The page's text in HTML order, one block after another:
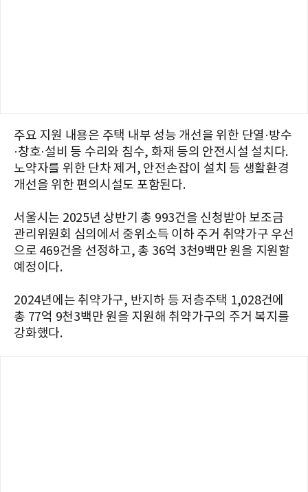
주요 지원 내용은 주택 내부 성능 개선을 위한 단열·방수
·창호·설비 등 수리와 침수, 화재 등의 안전시설 설치다.
노약자를 위한 단차 제거, 안전손잡이 설치 등 생활환경
개선을 위한 편의시설도 포함된다.
서울시는 2025년 상반기 총 993건을 신청받아 보조금
관리위원회 심의에서 중위소득 이하 주거 취약가구 우선
으로 469건을 선정하고, 총 36억 3천9백만 원을 지원할
예정이다.
2024년에는 취약가구, 반지하 등 저층주택 1,028건에
총 77억 9천3백만 원을 지원해 취약가구의 주거 복지를
강화했다.